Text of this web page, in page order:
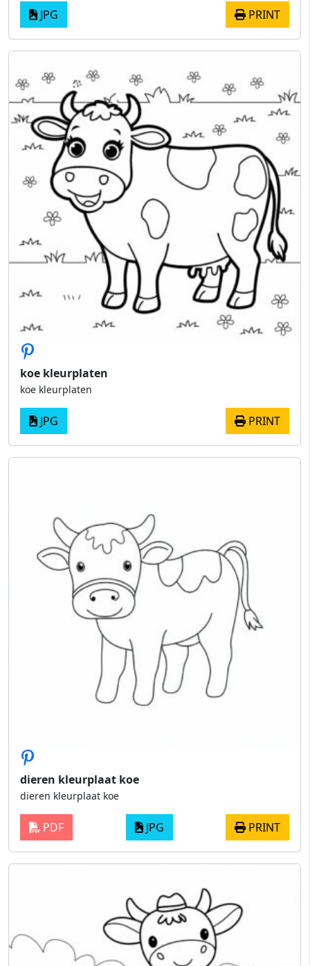
JPG PRINT
koe kleurplaten
koe kleurplaten
JPG PRINT
dieren kleurplaat koe
dieren kleurplaat koe
PDF JPG PRINT